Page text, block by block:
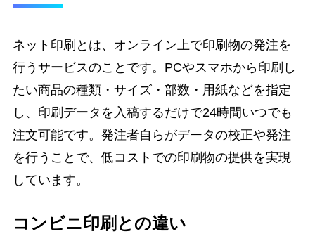
ネット印刷とは、オンライン上で印刷物の発注を
行うサービスのことです。PCやスマホから印刷し
たい商品の種類・サイズ・部数・用紙などを指定
し、印刷データを入稿するだけで24時間いつでも
注文可能です。発注者自らがデータの校正や発注
を行うことで、低コストでの印刷物の提供を実現
しています。
コンビニ印刷との違い